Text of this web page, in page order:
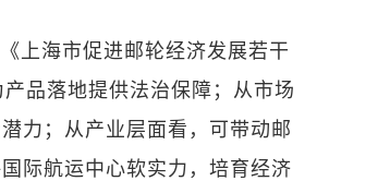
上海市促进邮轮经济发展若干
品落地提供法治保障；从市场
力；从产业层面看，可带动邮
际航运中心软实力，培育经济